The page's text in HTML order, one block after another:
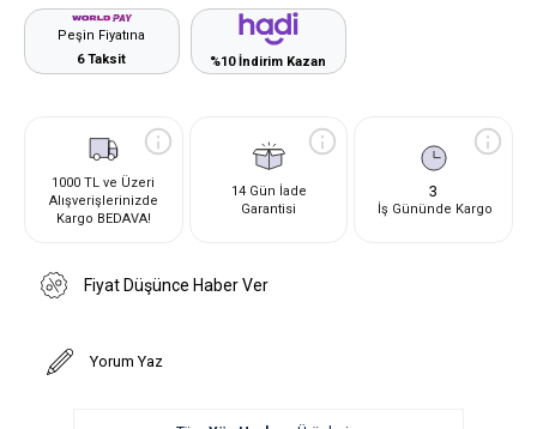
Peşin Fiyatına
6 Taksit
%10 İndirim Kazan
1000 TL ve Üzeri
Alışverişlerinizde
Kargo BEDAVA!
14 Gün İade
Garantisi
3
İş Gününde Kargo
Fiyat Düşünce Haber Ver
Yorum Yaz